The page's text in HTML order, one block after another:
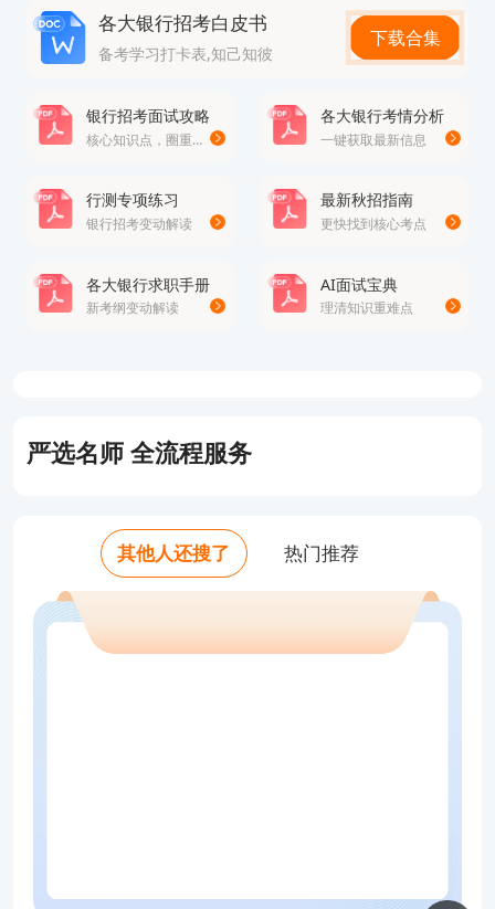
③如果正确答案不能一眼看出，应首先排除干扰
项，就是把明显不正确的答案去掉。
分是在考察考生对于基本概念的掌握，其余干扰项是
视的一部分。
多项选择题与单项选择题在答题技巧方面基本一致。
错选、不选均不得分，所以在答题时应注意掌握相关
用排除法时应注意：只要能够准确地排除掉两个干扰
项，另外两个选项就是正确答案了。
第三关：判断题
由此，考生在复习时，应注重对基本概念的理解与掌
各大银行招考白皮书
备考学习打卡表,知己知彼
下载合集
银行招考面试攻略
核心知识点，圈重点
各大银行考情分析
一键获取最新信息
行测专项练习
银行招考变动解读
最新秋招指南
更快找到核心考点
各大银行求职手册
新考纲变动解读
AI面试宝典
理清知识重难点
严选名师 全流程服务
其他人还搜了 热门推荐